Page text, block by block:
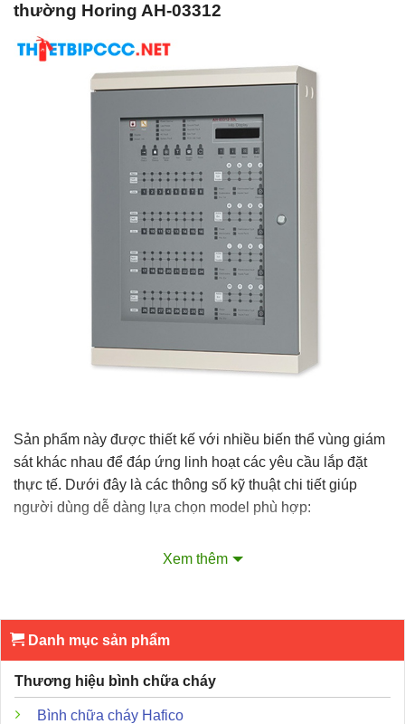
thường Horing AH-03312
Sản phẩm này được thiết kế với nhiều biến thể vùng giám
sát khác nhau để đáp ứng linh hoạt các yêu cầu lắp đặt
thực tế. Dưới đây là các thông số kỹ thuật chi tiết giúp
người dùng dễ dàng lựa chọn model phù hợp:
Số lượng thiết bị kết nối:
học.
Chất liệu vỏ tủ: Thép tấm dày 1.2mm sơn tĩnh điện
Xem thêm
Danh mục sản phẩm
Thương hiệu bình chữa cháy
Bình chữa cháy Hafico